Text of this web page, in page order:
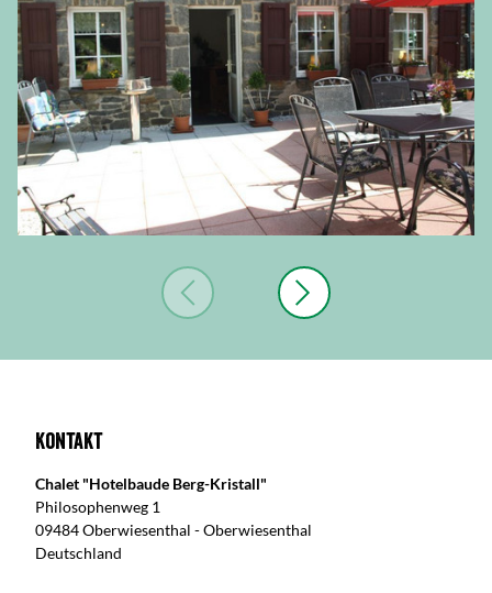
Kontakt
Chalet "Hotelbaude Berg-Kristall"
Philosophenweg 1
09484 Oberwiesenthal - Oberwiesenthal
Deutschland